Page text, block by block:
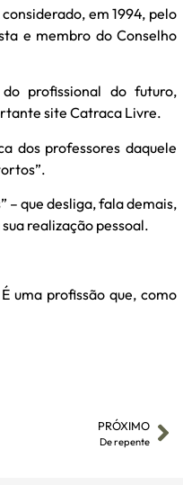
em 1994, pelo
e membro do Conselho
profissional do futuro,
site Catraca Livre.
dos professores daquele
– que desliga, fala demais,
realização pessoal.
uma profissão que, como
PRÓXIMO
De repente